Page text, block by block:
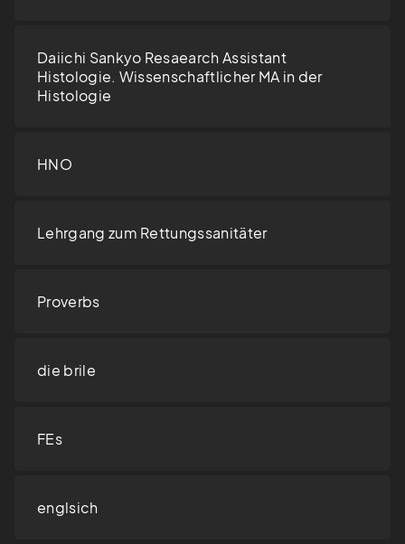
Daiichi Sankyo Resaearch Assistant
Histologie. Wissenschaftlicher MA in der
Histologie
HNO
Lehrgang zum Rettungssanitäter
Proverbs
die brile
FEs
englsich